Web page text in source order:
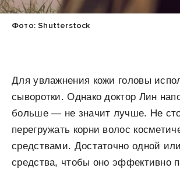
Фото: Shutterstock
Для увлажнения кожи головы
сыворотки. Однако доктор Лин
больше — не значит лучше. Не
перегружать корни волос
средствами. Достаточно одной
средства, чтобы оно эффективно